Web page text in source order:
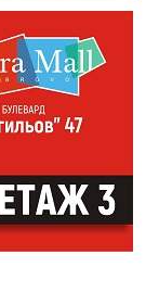
– независимо
е различно
в което
или
обявени
и
свири или
с музика,